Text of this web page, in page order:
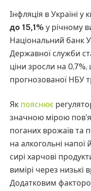
Інфляція в Україні у
до 15,1% у річному
Національний банк
Державної служби
ціни зросли на
прогнозованої НБУ
Як пояснює
значною мірою
поганих врожаїв та
на алкогольні
сирі харчові
вимірі через низькі
Додатковим